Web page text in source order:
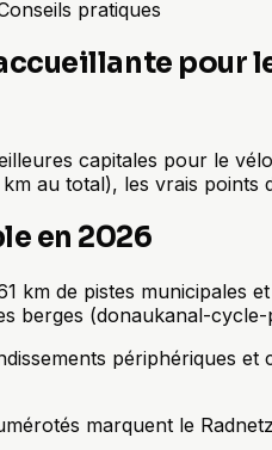
pratiques
pour
capitales pour le
km au total), les vrais
en 2026
km de pistes municipales
berges (donaukanal-
périphériques
marquent le